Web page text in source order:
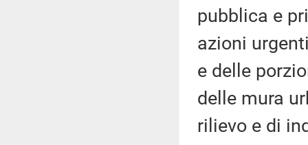
pubblica e
azioni
e delle
delle mura
rilievo e di